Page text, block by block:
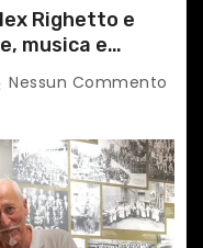
Righetto e
musica e
Nessun Commento